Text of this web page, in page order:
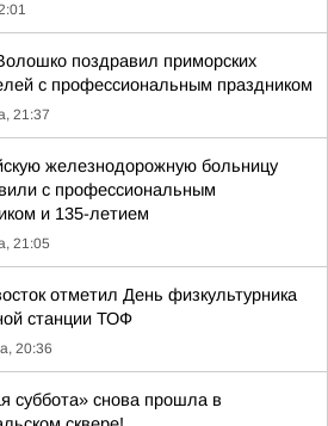
поздравил приморских
с профессиональным праздником
21:37
железнодорожную больницу
с профессиональным
и 135-летием
21:05
отметил День физкультурника
станции ТОФ
20:36
суббота» снова прошла в